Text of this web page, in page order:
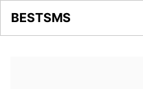
BESTSMS